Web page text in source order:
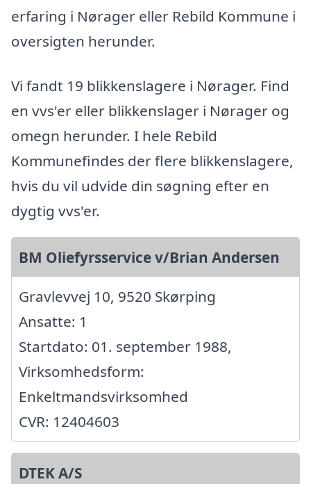
erfaring i Nørager eller Rebild Kommune i
oversigten herunder.
Vi fandt 19 blikkenslagere i Nørager. Find
en vvs'er eller blikkenslager i Nørager og
omegn herunder. I hele Rebild
Kommunefindes der flere blikkenslagere,
hvis du vil udvide din søgning efter en
dygtig vvs'er.
BM Oliefyrsservice v/Brian Andersen
Gravlevvej 10, 9520 Skørping
Ansatte: 1
Startdato: 01. september 1988,
Virksomhedsform:
Enkeltmandsvirksomhed
CVR: 12404603
DTEK A/S